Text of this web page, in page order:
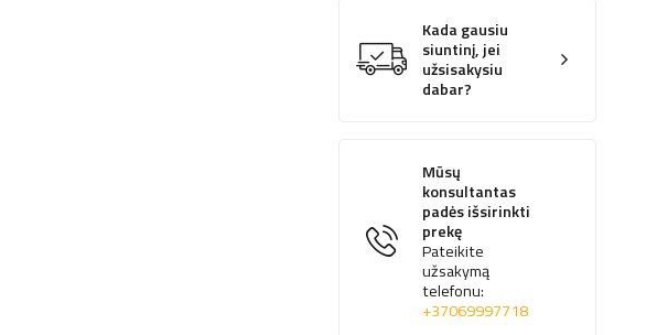
Kada gausiu
siuntinį, jei
užsisakysiu
dabar?
Mūsų
konsultantas
padės išsirinkti
prekę
Pateikite
užsakymą
telefonu:
+37069997718